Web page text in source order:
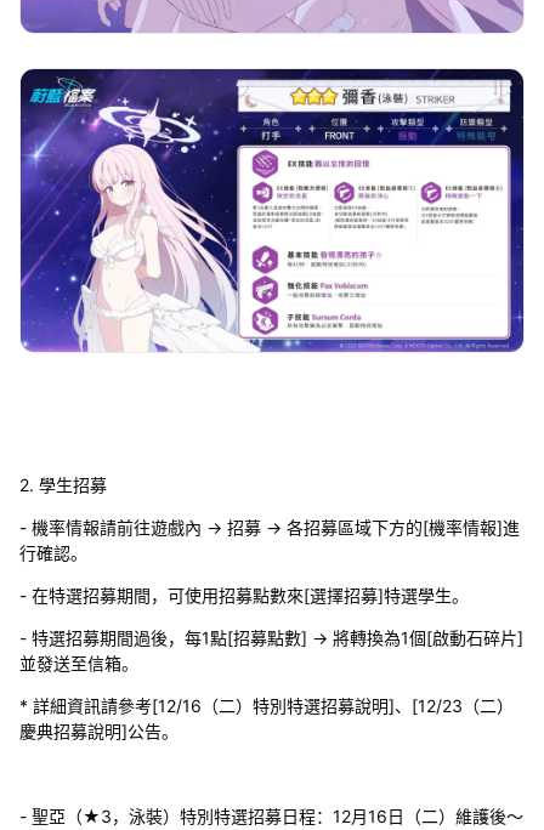
2. 學生招募
- 機率情報請前往遊戲內 → 招募 → 各招募區域下方的[機率情報]進
行確認。
- 在特選招募期間，可使用招募點數來[選擇招募]特選學生。
- 特選招募期間過後，每1點[招募點數] → 將轉換為1個[啟動石碎片]
並發送至信箱。
* 詳細資訊請參考[12/16（二）特別特選招募說明]、[12/23（二）
慶典招募說明]公告。
- 聖亞（★3，泳裝）特別特選招募日程：12月16日（二）維護後～